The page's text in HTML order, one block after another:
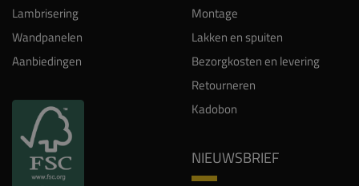
Lambrisering
Wandpanelen
Aanbiedingen
Montage
Lakken en spuiten
Bezorgkosten en levering
Retourneren
Kadobon
NIEUWSBRIEF